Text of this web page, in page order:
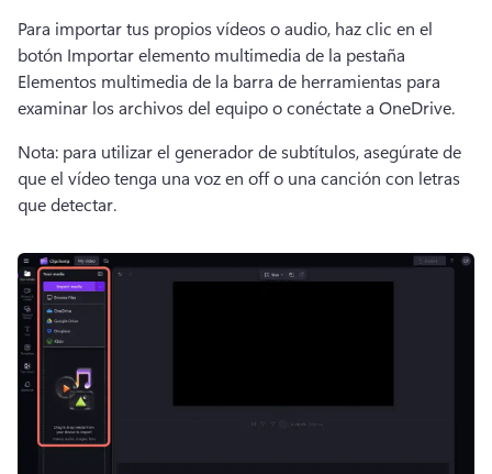
Para importar tus propios vídeos o audio, haz clic en el
botón Importar elemento multimedia de la pestaña
Elementos multimedia de la barra de herramientas para
examinar los archivos del equipo o conéctate a OneDrive.
Nota: para utilizar el generador de subtítulos, asegúrate de
que el vídeo tenga una voz en off o una canción con letras
que detectar.